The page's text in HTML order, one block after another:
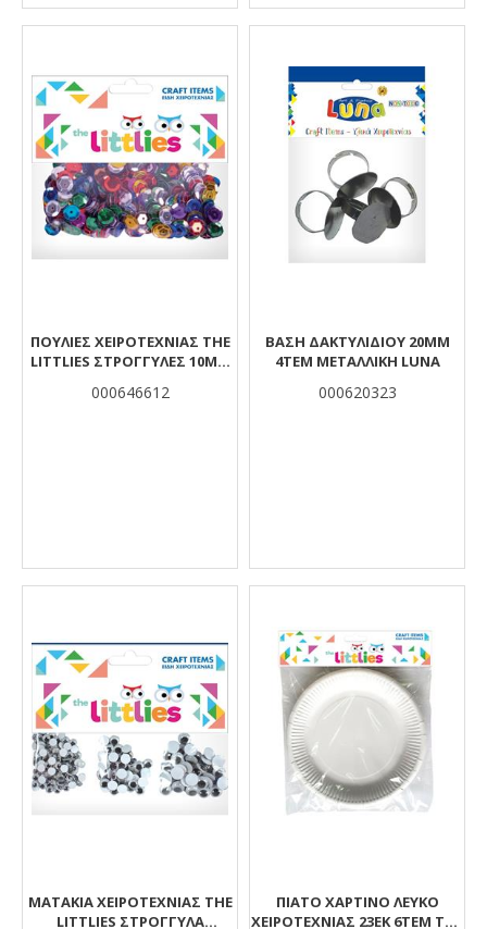
ΠΟΎΛΙΕΣ ΧΕΙΡΟΤΕΧΝΊΑΣ THE
LITTLIES ΣΤΡΌΓΓΥΛΕΣ 10MM
000646612
ΒΑΣΗ ΔΑΚΤΥΛΙΔΙΟΥ 20MM
4ΤΕΜ ΜΕΤΑΛΛΙΚΗ LUNA
000620323
ΜΑΤΆΚΙΑ ΧΕΙΡΟΤΕΧΝΊΑΣ THE
LITTLIES ΣΤΡΌΓΓΥΛΑ
ΠΙΑΤΟ ΧΑΡΤΙΝΟ ΛΕΥΚΟ
ΧΕΙΡΟΤΕΧΝΙΑΣ 23ΕΚ 6ΤΕΜ THE